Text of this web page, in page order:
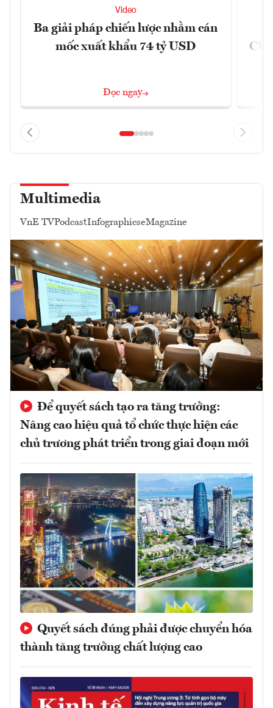
Video
Ba giải pháp chiến lược nhằm cán
mốc xuất khẩu 74 tỷ USD
Đọc ngay
Multimedia
VnE TVPodcastInfographicseMagazine
Để quyết sách tạo ra tăng trưởng:
Nâng cao hiệu quả tổ chức thực hiện các
chủ trương phát triển trong giai đoạn mới
Quyết sách đúng phải được chuyển hóa
thành tăng trưởng chất lượng cao